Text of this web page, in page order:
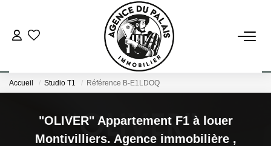
NOS BIENS
Accueil Studio T1 Référence B-E1LDOQ
"OLIVER" Appartement F1 à louer
Montivilliers. Agence immobilière ,